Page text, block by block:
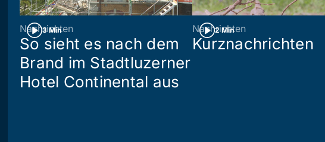
3 Min
Nachrichten
So sieht es nach dem
Brand im Stadtluzerner
Hotel Continental aus
2 Min
Nachrichten
Kurznachrichten